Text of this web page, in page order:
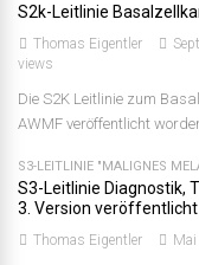
S2k-Leitlinie
Thomas Eigentler
views
Die S2K Leitlinie zum
AWMF veröffentlicht
S3-LEITLINIE "MALIGNES
S3-Leitlinie Diagnostik,
3. Version veröffentlicht
Thomas Eigentler